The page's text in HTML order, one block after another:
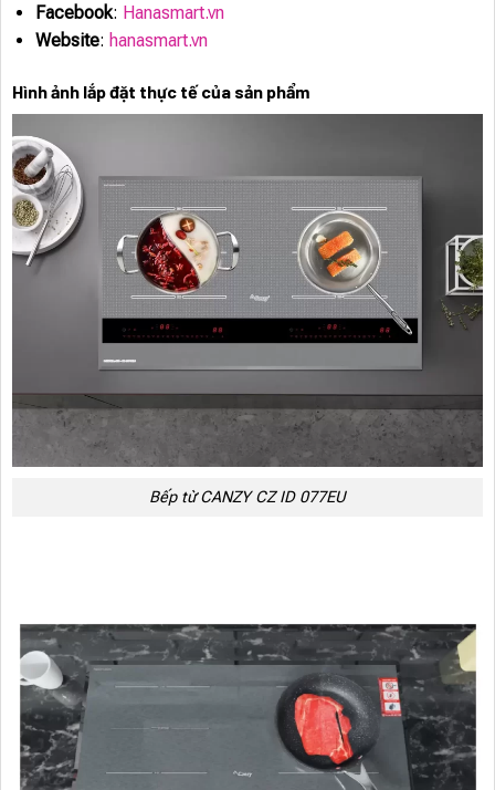
Facebook: Hanasmart.vn
Website: hanasmart.vn
Hình ảnh lắp đặt thực tế của sản phẩm
Bếp từ CANZY CZ ID 077EU